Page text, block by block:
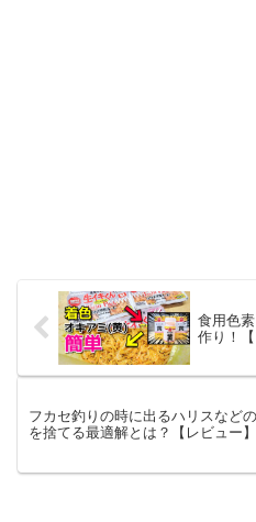
食用色
作り！【
フカセ釣りの時に出るハリスなど
を捨てる最適解とは？【レビュー】